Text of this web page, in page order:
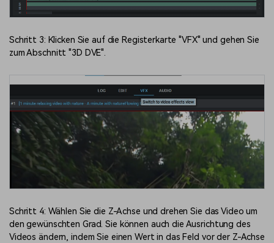
Schritt 3: Klicken Sie auf die Registerkarte "VFX" und gehen Sie
zum Abschnitt "3D DVE".
Schritt 4: Wählen Sie die Z-Achse und drehen Sie das Video um
den gewünschten Grad. Sie können auch die Ausrichtung des
Videos ändern, indem Sie einen Wert in das Feld vor der Z-Achse